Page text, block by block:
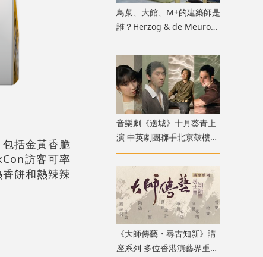
括金黃香脆
訪客可率
餅和熱辣辣
鳥巢、大館、M+的建築師是
誰？Herzog & de Meuron
展覽9月M+揭開創作過程
音樂劇《邊城》十月葵青上
演 中英劇團聯手北京鼓樓西
戲劇 演繹湘西純美與遺憾
《大師傳藝・尋古知新》講
座系列 多位香港演藝界重量